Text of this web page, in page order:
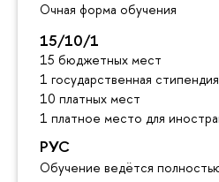
Очная форма обучения
15/10/1
15 бюджетных мест
1 государственная
10 платных мест
1 платное место для
РУС
Обучение ведётся